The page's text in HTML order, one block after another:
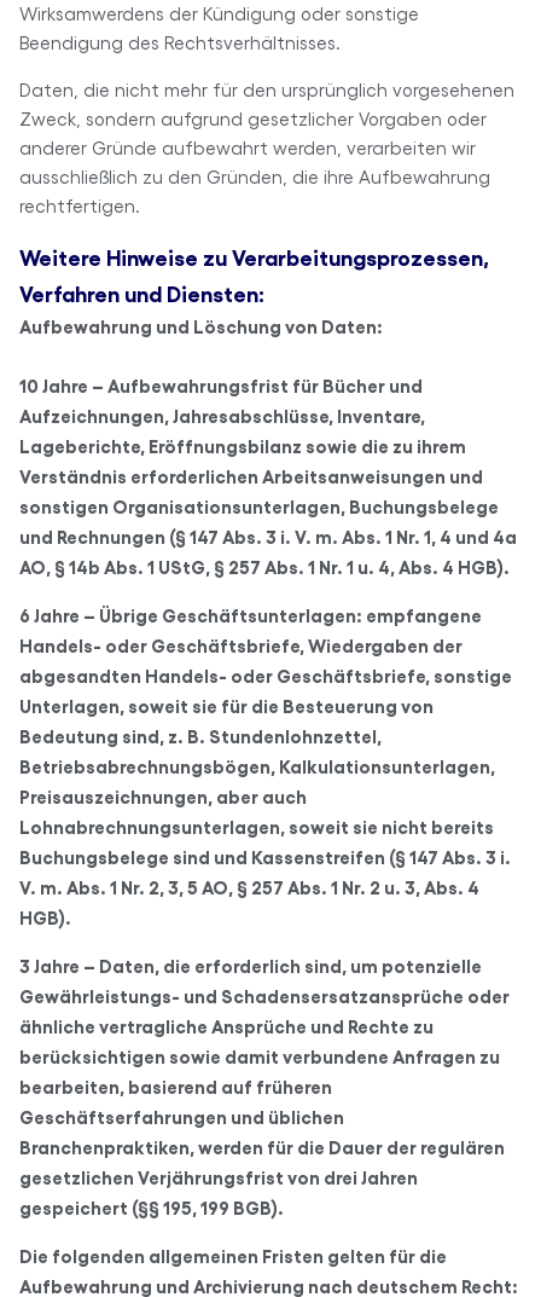
Wirksamwerdens der Kündigung oder sonstige
Beendigung des Rechtsverhältnisses.
Daten, die nicht mehr für den ursprünglich vorgesehenen
Zweck, sondern aufgrund gesetzlicher Vorgaben oder
anderer Gründe aufbewahrt werden, verarbeiten wir
ausschließlich zu den Gründen, die ihre Aufbewahrung
rechtfertigen.
Weitere Hinweise zu Verarbeitungsprozessen,
Verfahren und Diensten:
Aufbewahrung und Löschung von Daten:
10 Jahre – Aufbewahrungsfrist für Bücher und
Aufzeichnungen, Jahresabschlüsse, Inventare,
Lageberichte, Eröffnungsbilanz sowie die zu ihrem
Verständnis erforderlichen Arbeitsanweisungen und
sonstigen Organisationsunterlagen, Buchungsbelege
und Rechnungen (§ 147 Abs. 3 i. V. m. Abs. 1 Nr. 1, 4 und 4a
AO, § 14b Abs. 1 UStG, § 257 Abs. 1 Nr. 1 u. 4, Abs. 4 HGB).
6 Jahre – Übrige Geschäftsunterlagen: empfangene
Handels- oder Geschäftsbriefe, Wiedergaben der
abgesandten Handels- oder Geschäftsbriefe, sonstige
Unterlagen, soweit sie für die Besteuerung von
Bedeutung sind, z. B. Stundenlohnzettel,
Betriebsabrechnungsbögen, Kalkulationsunterlagen,
Preisauszeichnungen, aber auch
Lohnabrechnungsunterlagen, soweit sie nicht bereits
Buchungsbelege sind und Kassenstreifen (§ 147 Abs. 3 i.
V. m. Abs. 1 Nr. 2, 3, 5 AO, § 257 Abs. 1 Nr. 2 u. 3, Abs. 4
HGB).
3 Jahre – Daten, die erforderlich sind, um potenzielle
Gewährleistungs- und Schadensersatzansprüche oder
ähnliche vertragliche Ansprüche und Rechte zu
berücksichtigen sowie damit verbundene Anfragen zu
bearbeiten, basierend auf früheren
Geschäftserfahrungen und üblichen
Branchenpraktiken, werden für die Dauer der regulären
gesetzlichen Verjährungsfrist von drei Jahren
gespeichert (§§ 195, 199 BGB).
Die folgenden allgemeinen Fristen gelten für die
Aufbewahrung und Archivierung nach deutschem Recht: